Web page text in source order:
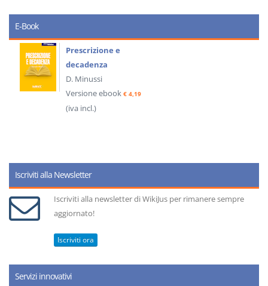
E-Book
Prescrizione e
decadenza
D. Minussi
Versione ebook € 4,19
(iva incl.)
Iscriviti alla Newsletter
Iscriviti alla newsletter di WikiJus per rimanere sempre
aggiornato!
Iscriviti ora
Servizi innovativi